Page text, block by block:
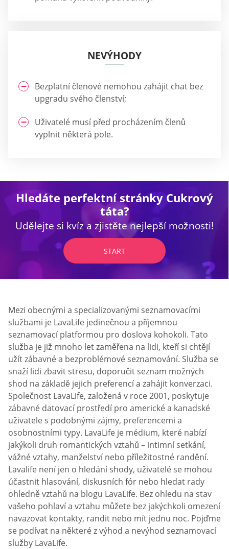
NEVÝHODY
Bezplatní členové nemohou zahájit chat bez
upgradu svého členství;
Uživatelé musí před procházením členů
vyplnit některá pole.
Hledáte perfektní stránky Cukrový
táta?
Udělejte si kvíz a zjistěte nejlepší možnosti!
START
Mezi obecnými a specializovanými seznamovacími
službami je LavaLife jedinečnou a příjemnou
seznamovací platformou pro doslova kohokoli. Tato
služba je již mnoho let zaměřena na lidi, kteří si chtějí
užít zábavné a bezproblémové seznamování. Služba se
snaží lidi zbavit stresu, doporučit seznam možných
shod na základě jejich preferencí a zahájit konverzaci.
Společnost LavaLife, založená v roce 2001, poskytuje
zábavné datovací prostředí pro americké a kanadské
uživatele s podobnými zájmy, preferencemi a
osobnostními typy. LavaLife je médium, které nabízí
jakýkoli druh romantických vztahů – intimní setkání,
vážné vztahy, manželství nebo příležitostné randění.
Lavalife není jen o hledání shody, uživatelé se mohou
účastnit hlasování, diskusních fór nebo hledat rady
ohledně vztahů na blogu LavaLife. Bez ohledu na stav
vašeho pohlaví a vztahu můžete bez jakýchkoli omezení
navazovat kontakty, randit nebo mít jednu noc. Pojďme
se podívat na některé z výhod a nevýhod seznamovací
služby LavaLife.